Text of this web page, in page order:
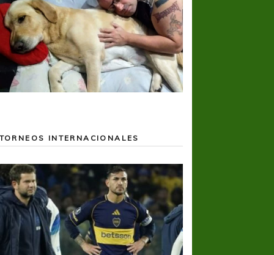
TORNEOS INTERNACIONALES